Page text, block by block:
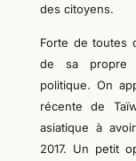
des citoyens.
Forte de toutes
de sa propre
politique. On
récente de
asiatique à
2017. Un petit